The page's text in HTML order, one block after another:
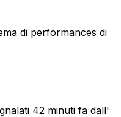
di performances di
42 minuti fa dall'